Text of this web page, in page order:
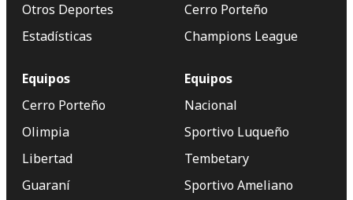
Otros Deportes
Estadísticas
Cerro Porteño
Champions League
Equipos
Cerro Porteño
Olimpia
Libertad
Guaraní
Equipos
Nacional
Sportivo Luqueño
Tembetary
Sportivo Ameliano